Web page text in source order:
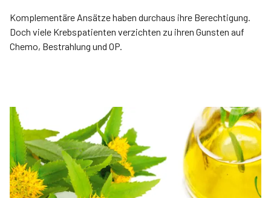
Komplementäre Ansätze haben durchaus ihre Berechtigung.
Doch viele Krebspatienten verzichten zu ihren Gunsten auf
Chemo, Bestrahlung und OP.